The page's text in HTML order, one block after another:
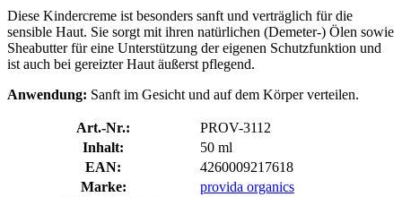
Diese Kindercreme ist besonders sanft und verträglich für die
sensible Haut. Sie sorgt mit ihren natürlichen (Demeter-) Ölen sowie
Sheabutter für eine Unterstützung der eigenen Schutzfunktion und
ist auch bei gereizter Haut äußerst pflegend.
Anwendung: Sanft im Gesicht und auf dem Körper verteilen.
Art.-Nr.:
PROV-3112
Inhalt:
50 ml
EAN:
4260009217618
Marke:
provida organics